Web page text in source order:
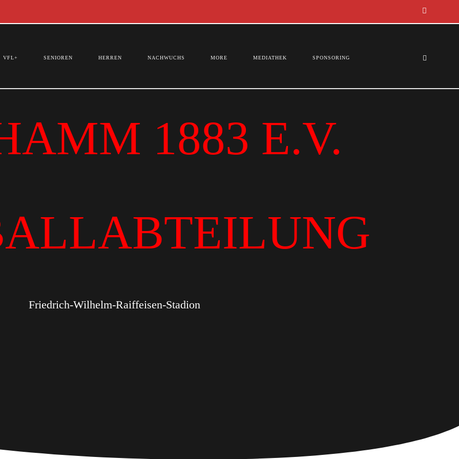
VFL+ SENIOREN HERREN NACHWUCHS MORE MEDIATHEK SPONSORING
1883 E.V.
Friedrich-Wilhelm-Raiffeisen-Stadion